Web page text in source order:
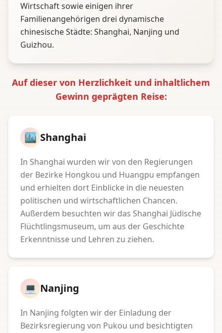
Wirtschaft sowie einigen ihrer
Familienangehörigen drei dynamische
chinesische Städte: Shanghai, Nanjing und
Guizhou.
Auf dieser von Herzlichkeit und inhaltlichem
Gewinn geprägten Reise:
🏙️ Shanghai
In Shanghai wurden wir von den Regierungen
der Bezirke Hongkou und Huangpu empfangen
und erhielten dort Einblicke in die neuesten
politischen und wirtschaftlichen Chancen.
Außerdem besuchten wir das Shanghai Jüdische
Flüchtlingsmuseum, um aus der Geschichte
Erkenntnisse und Lehren zu ziehen.
💻 Nanjing
In Nanjing folgten wir der Einladung der
Bezirksregierung von Pukou und besichtigten